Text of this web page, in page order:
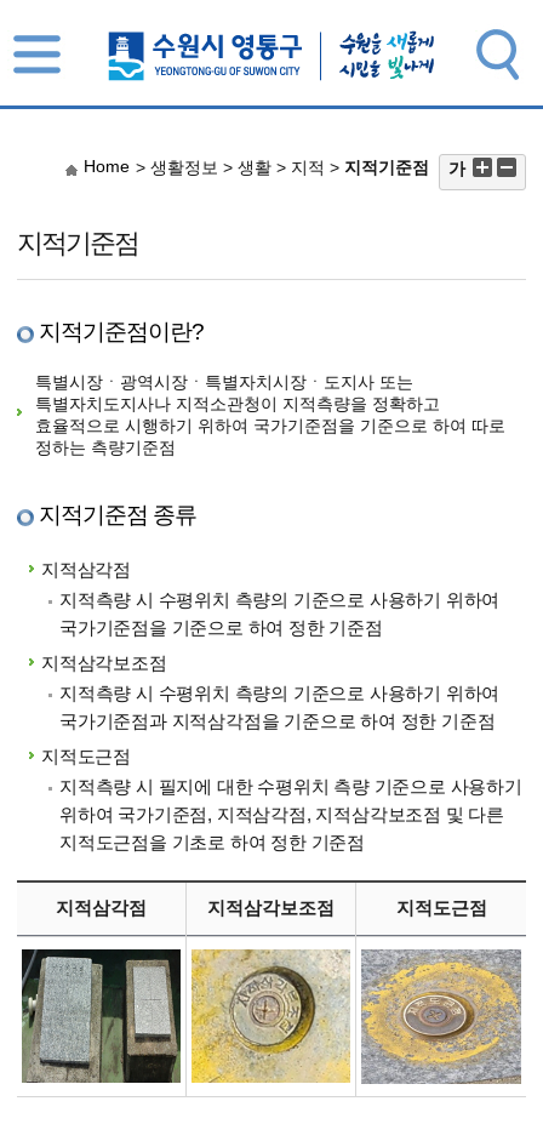
지적기준점
Home > 생활정보 > 생활 > 지적 > 지적기준점 가
지적기준점이란?
특별시장ㆍ광역시장ㆍ특별자치시장ㆍ도지사 또는
특별자치도지사나 지적소관청이 지적측량을 정확하고
효율적으로 시행하기 위하여 국가기준점을 기준으로 하여 따로
정하는 측량기준점
지적기준점 종류
지적삼각점
지적측량 시 수평위치 측량의 기준으로 사용하기 위하여
국가기준점을 기준으로 하여 정한 기준점
지적삼각보조점
지적측량 시 수평위치 측량의 기준으로 사용하기 위하여
국가기준점과 지적삼각점을 기준으로 하여 정한 기준점
지적도근점
지적측량 시 필지에 대한 수평위치 측량 기준으로 사용하기
위하여 국가기준점, 지적삼각점, 지적삼각보조점 및 다른
지적도근점을 기초로 하여 정한 기준점
지적삼각점 지적삼각보조점 지적도근점